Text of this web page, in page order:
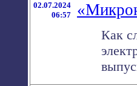
02.07.2024
06:57
Как